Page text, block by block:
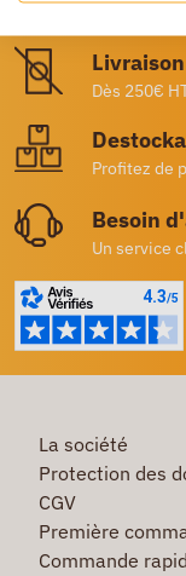
Dès 250€
Profitez de
Besoin
Un service
La société
Protection des
CGV
Première
Commande